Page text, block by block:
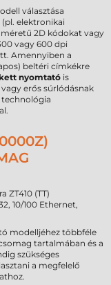
választása
elektronikai
2D kódokat vagy
vagy 600 dpi
Amennyiben a
beltéri címkékre
nyomtató is
erős súrlódásnak
technológia
ZT410 (TT)
10/100 Ethernet,
modelljéhez többféle
tartalmában és a
szükséges
a megfelelő